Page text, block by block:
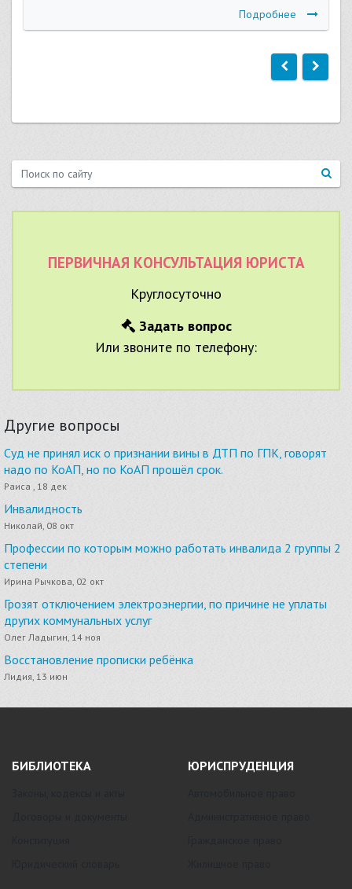
Подробнее
ПЕРВИЧНАЯ КОНСУЛЬТАЦИЯ ЮРИСТА
Круглосуточно
Задать вопрос
Или звоните по телефону:
Другие вопросы
Суд не принял иск о признании вины в ДТП по ГПК, говорят
надо по КоАП, но по КоАП прошёл срок.
Раиса , 18 дек
Инвалидность
Николай, 08 окт
Профессии по которым можно работать инвалида 2 группы 2
степени
Ирина Рычкова, 02 окт
Грозят отключением электроэнергии, по причине не уплаты
других коммунальных услуг
Олег Ладыгин, 14 ноя
Восстановление прописки ребёнка
Лидия, 13 июн
БИБЛИОТЕКА ЮРИСПРУДЕНЦИЯ